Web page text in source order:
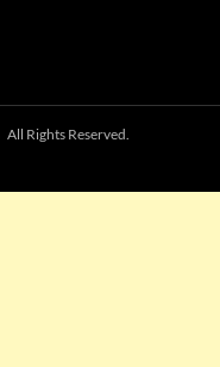
All Rights Reserved.